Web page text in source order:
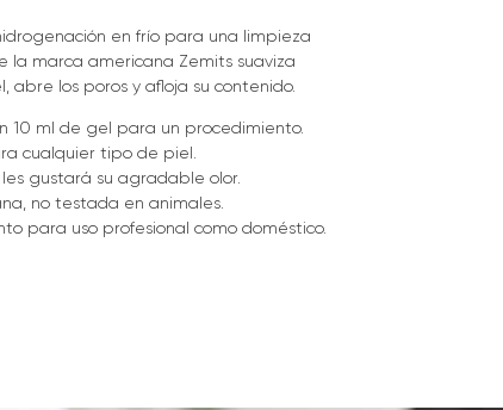
en frío para una limpieza
la marca americana Zemits suaviza
abre los poros y afloja su contenido.
10 ml de gel para un procedimiento.
cualquier tipo de piel.
les gustará su agradable olor.
no testada en animales.
para uso profesional como doméstico.